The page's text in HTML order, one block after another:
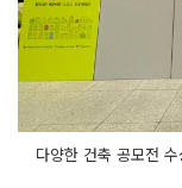
다양한 건축 공모전